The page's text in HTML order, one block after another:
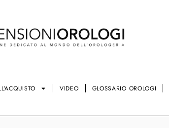
VIDEO GLOSSARIO OROLOGI